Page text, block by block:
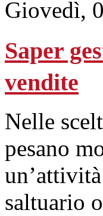
Giovedì,
Saper
vendite
Nelle
pesano
saltuario